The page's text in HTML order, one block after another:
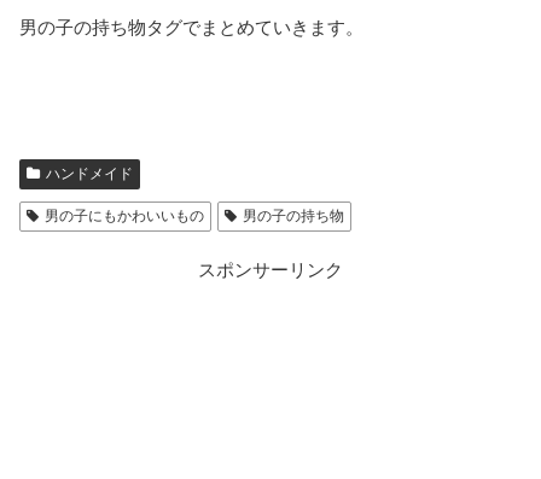
男の子の持ち物タグでまとめていきます。
ハンドメイド
男の子にもかわいいもの 男の子の持ち物
スポンサーリンク